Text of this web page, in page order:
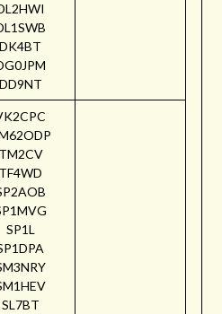
DK4BT
DD9NT
TM2CV
TF4WD
SP1L
SL7BT